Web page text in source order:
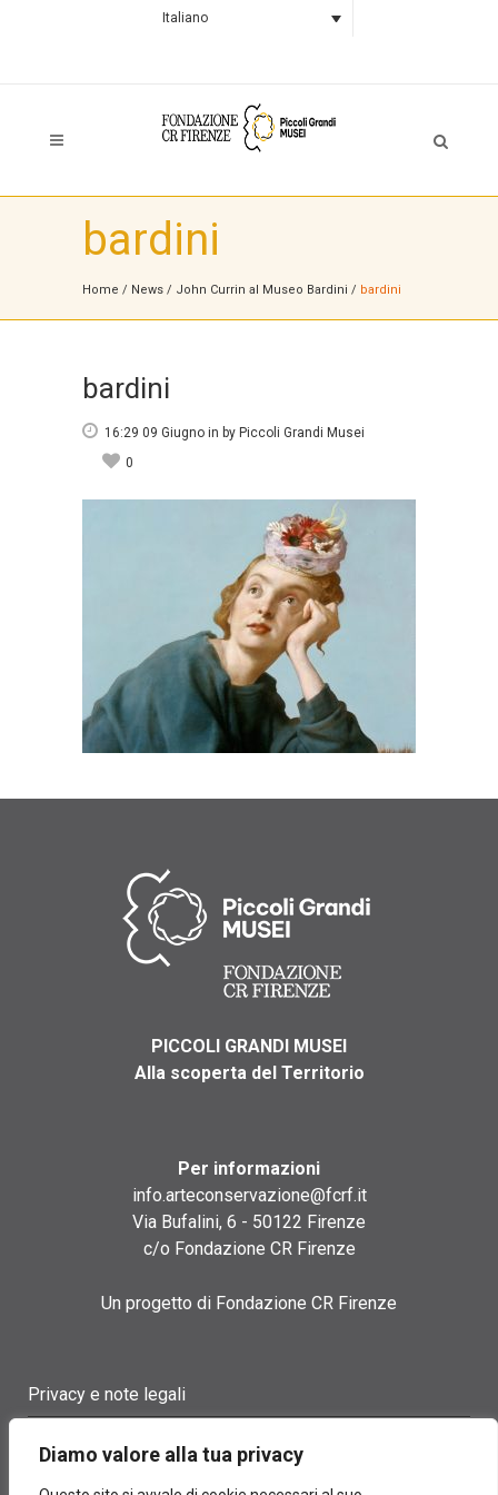
Diamo valore alla tua privacy
Italiano
bardini
Home / News / John Currin al Museo Bardini / bardini
bardini
16:29 09 Giugno in by Piccoli Grandi Musei
0
PICCOLI GRANDI MUSEI
Alla scoperta del Territorio
Per informazioni
info.arteconservazione@fcrf.it
Via Bufalini, 6 - 50122 Firenze
c/o Fondazione CR Firenze
Un progetto di Fondazione CR Firenze
Privacy e note legali
Cookie policy